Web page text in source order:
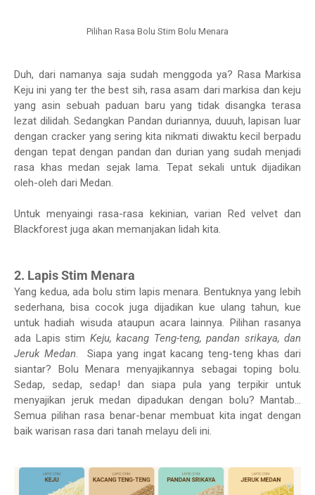
Pilihan Rasa Bolu Stim Bolu Menara
Duh, dari namanya saja sudah menggoda ya? Rasa Markisa
Keju ini yang ter the best sih, rasa asam dari markisa dan keju
yang asin sebuah paduan baru yang tidak disangka terasa
lezat dilidah. Sedangkan Pandan duriannya, duuuh, lapisan luar
dengan cracker yang sering kita nikmati diwaktu kecil berpadu
dengan tepat dengan pandan dan durian yang sudah menjadi
rasa khas medan sejak lama. Tepat sekali untuk dijadikan
oleh-oleh dari Medan.
Untuk menyaingi rasa-rasa kekinian, varian Red velvet dan
Blackforest juga akan memanjakan lidah kita.
2. Lapis Stim Menara
Yang kedua, ada bolu stim lapis menara. Bentuknya yang lebih
sederhana, bisa cocok juga dijadikan kue ulang tahun, kue
untuk hadiah wisuda ataupun acara lainnya. Pilihan rasanya
ada Lapis stim Keju, kacang Teng-teng, pandan srikaya, dan
Jeruk Medan . Siapa yang ingat kacang teng-teng khas dari
siantar? Bolu Menara menyajikannya sebagai toping bolu.
Sedap, sedap, sedap! dan siapa pula yang terpikir untuk
menyajikan jeruk medan dipadukan dengan bolu? Mantab...
Semua pilihan rasa benar-benar membuat kita ingat dengan
baik warisan rasa dari tanah melayu deli ini.